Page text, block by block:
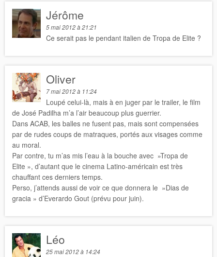
Jérôme
5 mai 2012 à 21:21
Ce serait pas le pendant italien de Tropa de Elite ?
Oliver
7 mai 2012 à 11:24
Loupé celui-là, mais à en juger par le trailer, le film
de José Padilha m’a l’air beaucoup plus guerrier.
Dans ACAB, les balles ne fusent pas, mais sont compensées
par de rudes coups de matraques, portés aux visages comme
au moral.
Par contre, tu m’as mis l’eau à la bouche avec »Tropa de
Elite », d’autant que le cinema Latino-américain est très
chauffant ces derniers temps.
Perso, j’attends aussi de voir ce que donnera le »Dias de
gracia » d’Everardo Gout (prévu pour juin).
Léo
25 mai 2012 à 14:24